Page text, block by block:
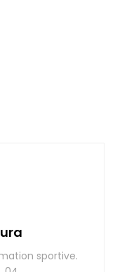
sportive.